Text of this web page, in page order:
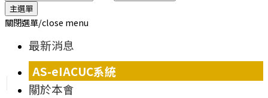
主選單
關閉選單/close menu
最新消息
AS-eIACUC系統
關於本會